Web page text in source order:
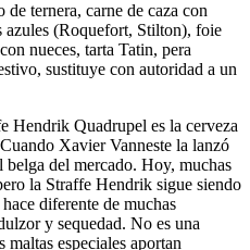
de ternera, carne de caza con
azules (Roquefort, Stilton), foie
nueces, tarta Tatin, pera
sustituye con autoridad a un
Hendrik Quadrupel es la cerveza
Xavier Vanneste la lanzó
del mercado. Hoy, muchas
la Straffe Hendrik sigue siendo
diferente de muchas
y sequedad. No es una
maltas especiales aportan